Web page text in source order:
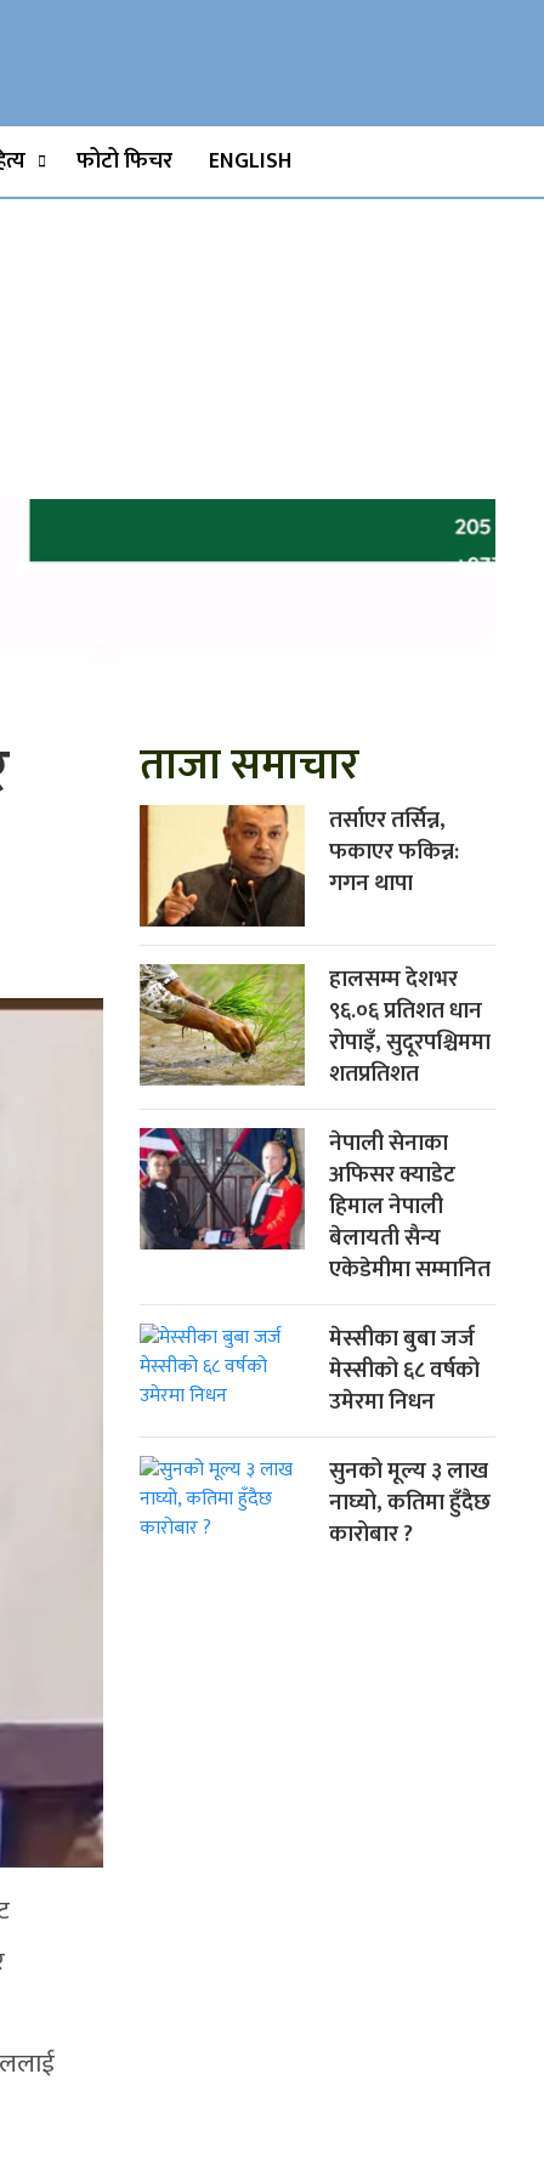
Moviesफोटो फिचर ENGLISH
ताजा समाचार
तर्साएर तर्सिन्न,
फकाएर फकिन्न:
गगन थापा
हालसम्म देशभर
९६.०६ प्रतिशत धान
रोपाइँ, सुदूरपश्चिममा
शतप्रतिशत
नेपाली सेनाका
अफिसर क्याडेट
हिमाल नेपाली
बेलायती सैन्य
एकेडेमीमा सम्मानित
मेस्सीका बुबा जर्ज
मेस्सीको ६८ वर्षको
उमेरमा निधन
सुनको मूल्य ३ लाख
नाघ्यो, कतिमा हुँदैछ
कारोबार ?